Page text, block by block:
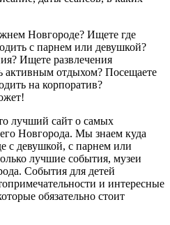
Новгороде? Ищете где
с парнем или девушкой?
Ищете развлечения
активным отдыхом? Посещаете
на корпоратив?
лучший сайт о самых
Новгорода. Мы знаем куда
с девушкой, с парнем или
лучшие события, музеи
События для детей
и интересные
обязательно стоит